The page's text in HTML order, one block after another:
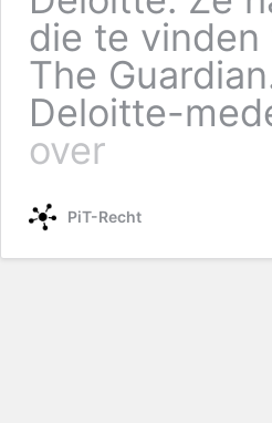
die te
The
Deloitte-
over
PiT-Recht